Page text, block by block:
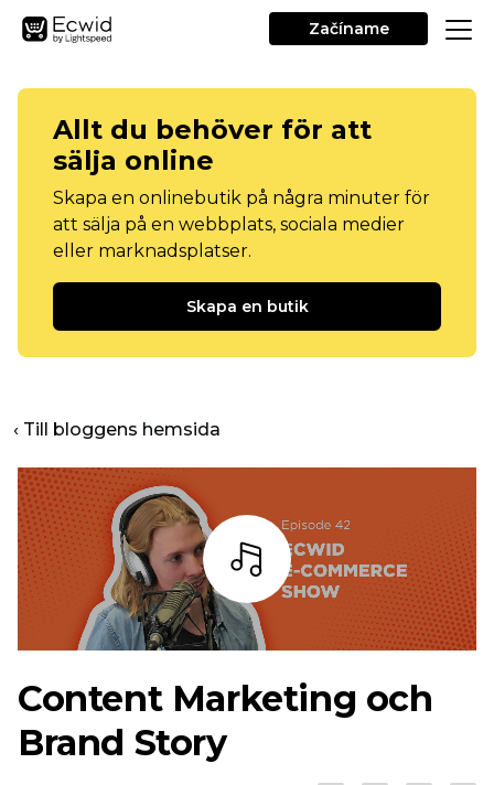
Začíname
Allt du behöver för att
sälja online
Skapa en onlinebutik på några minuter för
att sälja på en webbplats, sociala medier
eller marknadsplatser.
Skapa en butik
‹ Till bloggens hemsida
Lyssna
Content Marketing och
Brand Story